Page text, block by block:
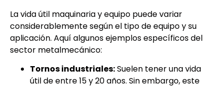
La vida útil maquinaria y equipo puede variar
considerablemente según el tipo de equipo y su
aplicación. Aquí algunos ejemplos específicos del
sector metalmecánico:
Tornos industriales:Suelen tener una vida
útil de entre 15 y 20 años. Sin embargo, este